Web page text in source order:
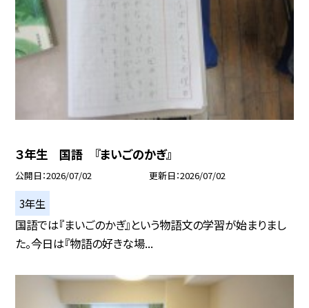
３年生 国語 『まいごのかぎ』
公開日 2026/07/02 更新日 2026/07/02
3年生
国語では『まいごのかぎ』という物語文の学習が始まりまし
た。今日は『物語の好きな場...